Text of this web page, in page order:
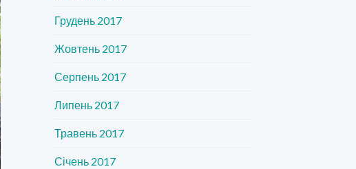
Грудень 2017
Жовтень 2017
Серпень 2017
Липень 2017
Травень 2017
Січень 2017